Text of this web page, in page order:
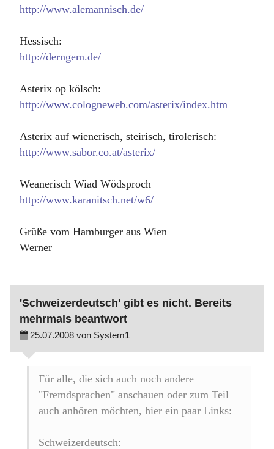
http://www.alemannisch.de/
Hessisch:
http://derngem.de/
Asterix op kölsch:
http://www.cologneweb.com/asterix/index.htm
Asterix auf wienerisch, steirisch, tirolerisch:
http://www.sabor.co.at/asterix/
Weanerisch Wiad Wödsproch
http://www.karanitsch.net/w6/
Grüße vom Hamburger aus Wien
Werner
'Schweizerdeutsch' gibt es nicht. Bereits
mehrmals beantwort
25.07.2008 von System1
Für alle, die sich auch noch andere
"Fremdsprachen" anschauen oder zum Teil
auch anhören möchten, hier ein paar Links:
Schweizerdeutsch: